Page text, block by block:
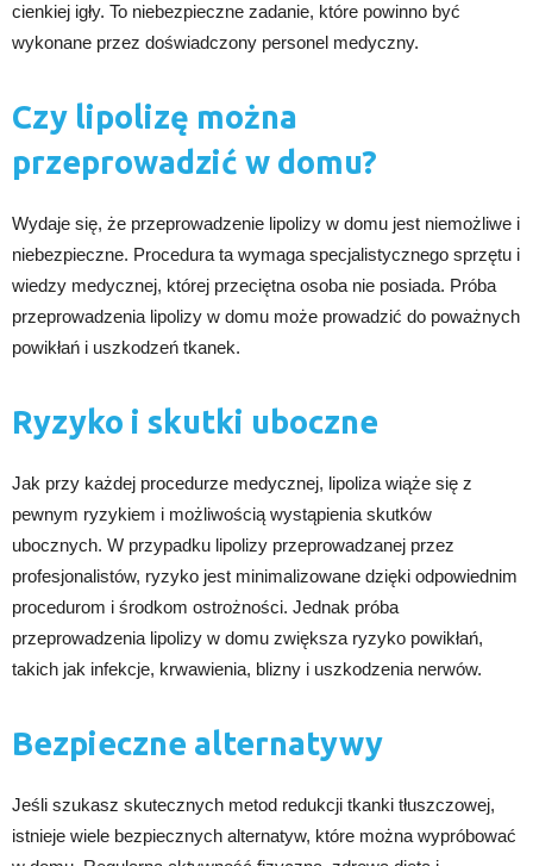
cienkiej igły. To niebezpieczne zadanie, które powinno być
wykonane przez doświadczony personel medyczny.
Czy lipolizę można
przeprowadzić w domu?
Wydaje się, że przeprowadzenie lipolizy w domu jest niemożliwe i
niebezpieczne. Procedura ta wymaga specjalistycznego sprzętu i
wiedzy medycznej, której przeciętna osoba nie posiada. Próba
przeprowadzenia lipolizy w domu może prowadzić do poważnych
powikłań i uszkodzeń tkanek.
Ryzyko i skutki uboczne
Jak przy każdej procedurze medycznej, lipoliza wiąże się z
pewnym ryzykiem i możliwością wystąpienia skutków
ubocznych. W przypadku lipolizy przeprowadzanej przez
profesjonalistów, ryzyko jest minimalizowane dzięki odpowiednim
procedurom i środkom ostrożności. Jednak próba
przeprowadzenia lipolizy w domu zwiększa ryzyko powikłań,
takich jak infekcje, krwawienia, blizny i uszkodzenia nerwów.
Bezpieczne alternatywy
Jeśli szukasz skutecznych metod redukcji tkanki tłuszczowej,
istnieje wiele bezpiecznych alternatyw, które można wypróbować